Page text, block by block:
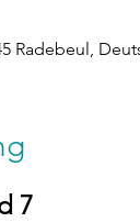
Radebeul,
7